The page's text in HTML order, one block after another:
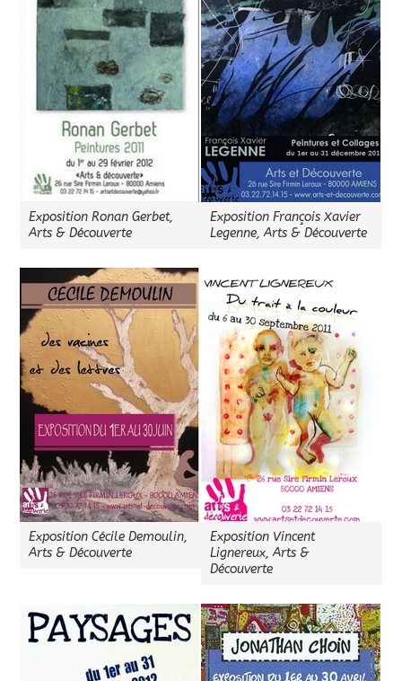
Exposition Ronan Gerbet,
Arts & Découverte
Exposition François Xavier
Legenne, Arts & Découverte
Exposition Cécile Demoulin,
Arts & Découverte
Exposition Vincent
Lignereux, Arts &
Découverte